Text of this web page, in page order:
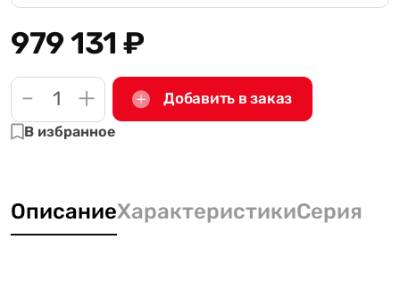
979 131₽
- + Добавить в заказ
В избранное
ОписаниеХарактеристикиСерия